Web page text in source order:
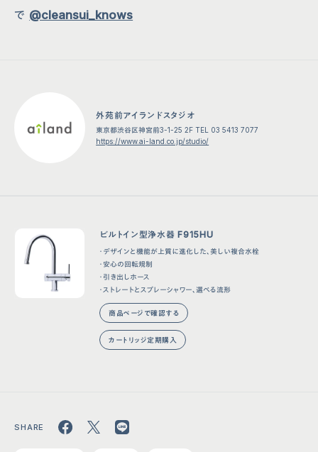
で @cleansui_knows
外苑前アイランドスタジオ
東京都渋谷区神宮前3-1-25 2F TEL 03 5413 7077
https://www.ai-land.co.jp/studio/
ビルトイン型浄水器 F915HU
・デザインと機能が上質に進化した、美しい複合水栓
・安心の回転規制
・引き出しホース
・ストレートとスプレーシャワー、選べる流形
商品ページで確認する
カートリッジ定期購入